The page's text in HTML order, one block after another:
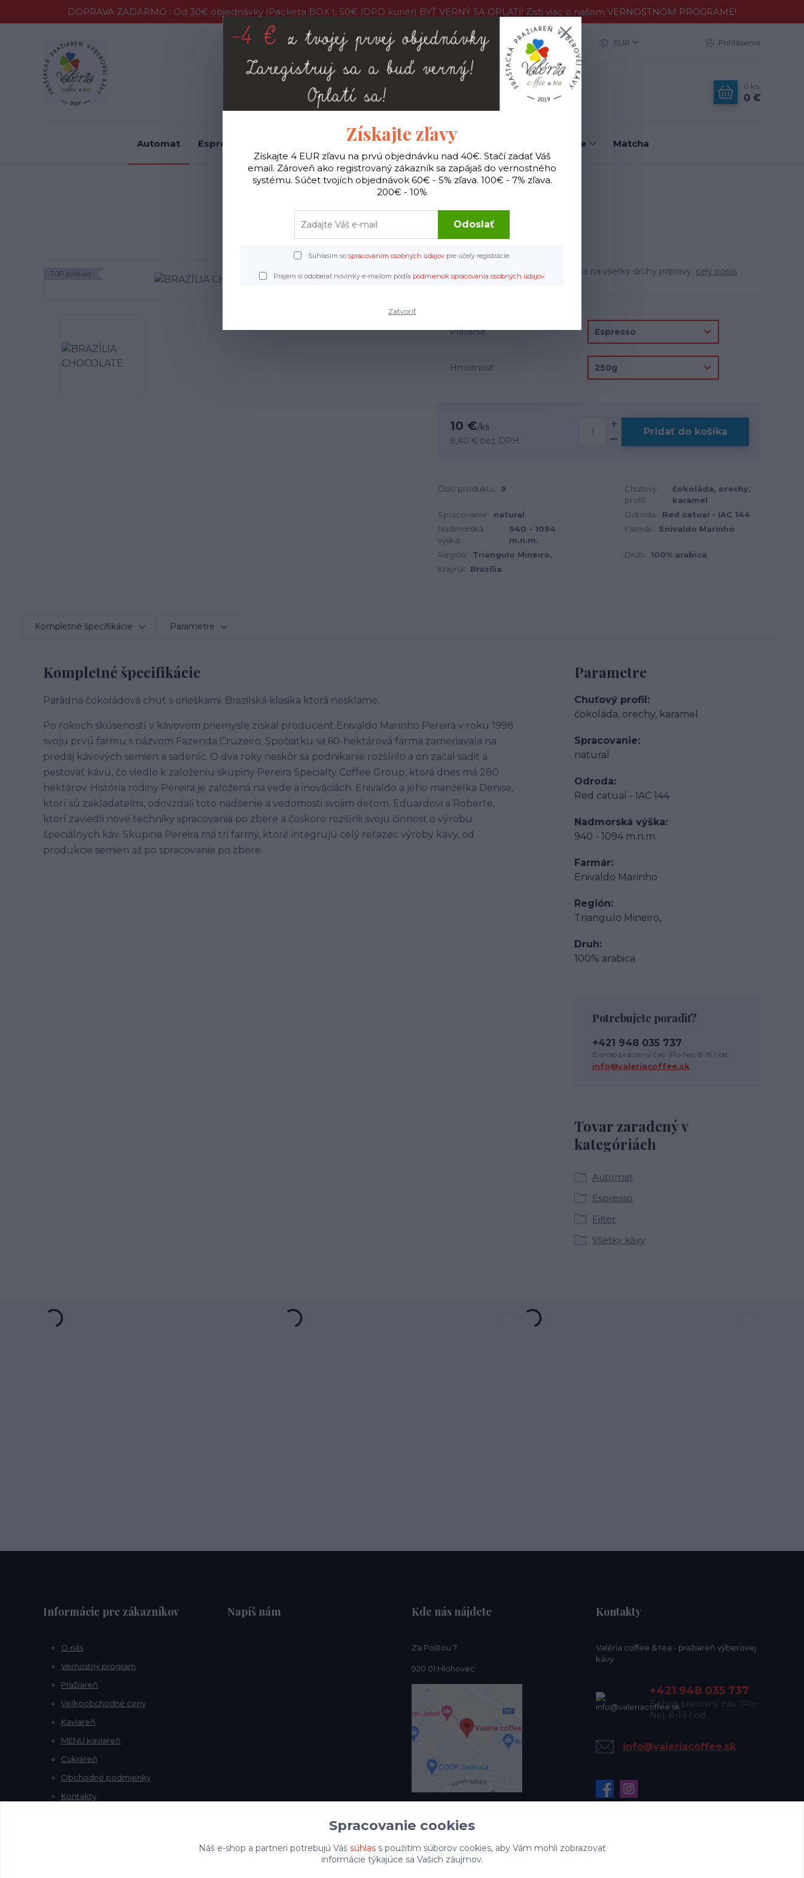
DOPRAVA ZADARMO : Od 30€ objednávky (Packeta BOX ), 50€ (DPD kuriér) BYŤ VERNÝ SA OPLATÍ! Zisti viac o našom VERNOSTNOM PROGRAME!
Vernostný program O nás Pražiareň Veľkoobchodné ceny Viac EUR Prihlásenie
0 ks
0 €
Automat Espresso Všetky kávy Príslušenstvo káva Hudobné nástroje Matcha
Automat BRAZÍLIA CHOCOLATE
BRAZÍLIA CHOCOLATE
TOP produkt Naša najpredávanejšia káva. Vhodná na všetky druhy prípravy. celý popis
Praženie
Hmotnosť
10 €/ks
8,40 € bez DPH
Pridať do košíka
Číslo produktu: 9
Chuťový
profil:
čokoláda, orechy,
karamel
Spracovanie:
natural Odroda:
Red catuaí - IAC 144
Nadmorská
výška:
940 - 1094
m.n.m.
Farmár: Enivaldo Marinho
Región: Triangulo Mineiro, Druh:
100% arabica
Krajina:
Brazília
Kompletné špecifikácie Parametre
Kompletné špecifikácie
Parádna čokoládová chuť s orieškami. Brazilská klasika ktorá nesklame.
Po rokoch skúseností v kávovom priemysle získal producent Enivaldo Marinho Pereira v roku 1998
svoju prvú farmu s názvom Fazenda Cruzeiro. Spočiatku sa 60-hektárová farma zameriavala na
predaj kávových semien a sadeníc. O dva roky neskôr sa podnikanie rozšírilo a on začal sadiť a
pestovať kávu, čo viedlo k založeniu skupiny Pereira Specialty Coffee Group, ktorá dnes má 280
hektárov. História rodiny Pereira je založená na vede a inováciách. Enivaldo a jeho manželka Denise,
ktorí sú zakladateľmi, odovzdali toto nadšenie a vedomosti svojim deťom, Eduardovi a Roberte,
ktorí zaviedli nové techniky spracovania po zbere a čoskoro rozšírili svoju činnosť o výrobu
špeciálnych káv. Skupina Pereira má tri farmy, ktoré integrujú celý reťazec výroby kávy, od
produkcie semien až po spracovanie po zbere.
Parametre
Chuťový profil
čokoláda, orechy, karamel
Spracovanie
natural
Odroda
Red catuaí - IAC 144
Nadmorská výška
940 - 1094 m.n.m.
Farmár
Enivaldo Marinho
Región
Triangulo Mineiro,
Druh
100% arabica
Tovar zaradený v
kategóriách
Automat
Espresso
Filter
Všetky kávy
Potrebujete poradiť?
+421 948 035 737
E-shop pracovný čas: (Po-Ne), 8-19 hod.
info@valeriacoffee.sk
Informácie pre zákazníkov
O nás
Vernostný program
Pražiareň
Veľkoobchodné ceny
Kaviareň
MENU kaviareň
Cukráreň
Obchodné podmienky
Kontakty
Napíš nám Kde nás nájdete
Za Poštou 7
920 01 Hlohovec
Kontakty
Valéria coffee & tea - pražiareň výberovej
kávy
+421 948 035 737
E-shop pracovný čas: (Po-
Ne), 8-19 hod.
info@valeriacoffee.sk
Získajte zľavy
Získajte 4 EUR zľavu na prvú objednávku nad 40€. Stačí zadať Váš
email. Zároveň ako registrovaný zákazník sa zapájaš do vernostného
systému. Súčet tvojích objednávok 60€ - 5% zľava. 100€ - 7% zľava.
200€ - 10%
Odoslať
Súhlasím so spracovaním osobných údajov pre účely registrácie.
Prajem si odoberať novinky e-mailom podľa podmienok spracovania osobných údajov.
Zatvoriť
Spracovanie cookies
Náš e-shop a partneri potrebujú Váš súhlass použitím súborov cookies, aby Vám mohli zobrazovať
informácie týkajúce sa Vašich záujmov.